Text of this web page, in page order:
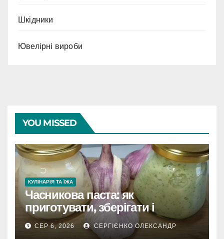
Шкідники
Ювелірні вироби
YOU MISSED
КУЛІНАРІЯ ТА ЇЖА
Часникова паста: як
приготувати, зберігати і
розкрити весь смак
СЕР 6, 2026 СЕРГІЄНКО ОЛЕКСАНДР